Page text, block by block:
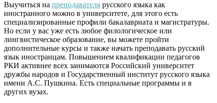
Выучиться на преподавателя русского языка как
иностранного можно в университете, для этого есть
специализированные профили бакалавриата и магистратуры.
Но если у вас уже есть любое филологическое или
лингвистическое образование, вы можете пройти
дополнительные курсы и также начать преподавать русский
язык иностранцам. Повышением квалификации педагогов
РКИ активнее всех занимаются Российский университет
дружбы народов и Государственный институт русского языка
имени А.С. Пушкина. Есть специальные программы и в
других вузах.